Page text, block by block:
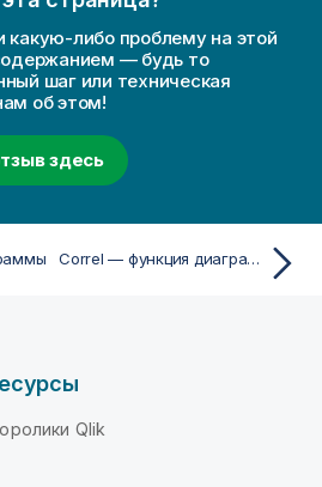
какую-либо проблему на этой
— будь то
шаг или техническая
об этом!
здесь
Correl — функция диаграммы
Qlik